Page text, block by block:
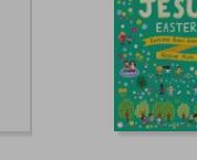
40%
dcto.